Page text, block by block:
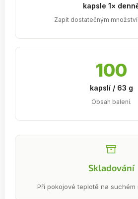
kapsle 1×
Zapít dostatečným
100
kapslí / 63 g
Obsah balení.
Skladování
Při pokojové teplotě na suchém